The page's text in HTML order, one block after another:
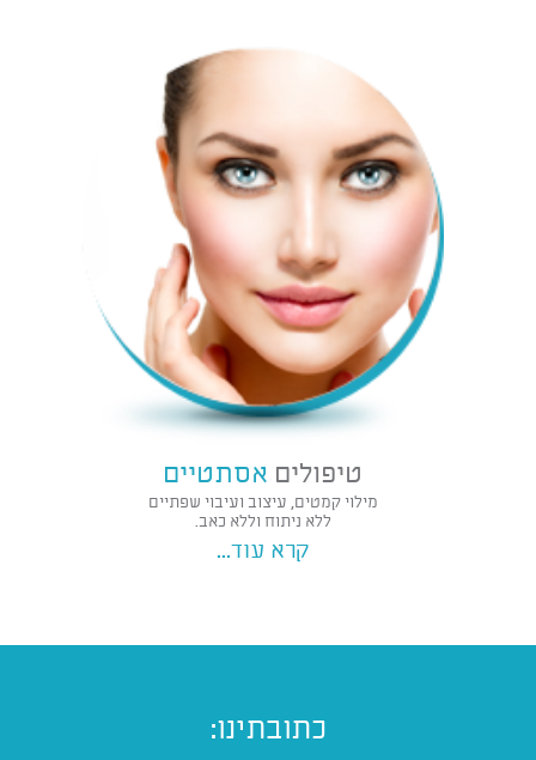
טיפולים אסתטיים
מילוי קמטים, עיצוב ועיבוי שפתיים
ללא ניתוח וללא כאב.
קרא עוד...
כתובתינו: